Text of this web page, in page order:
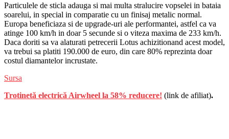
Particulele de sticla adauga si mai multa stralucire vopselei in bataia
soarelui, in special in comparatie cu un finisaj metalic normal.
Europa beneficiaza si de upgrade-uri ale performantei, astfel ca va
atinge 100 km/h in doar 5 secunde si o viteza maxima de 233 km/h.
Daca doriti sa va alaturati petrecerii Lotus achizitionand acest model,
va trebui sa platiti 190.000 de euro, din care 80% reprezinta doar
costul diamantelor incrustate.
Sursa
Trotinetă electrică Airwheel la 58% reducere! (link de afiliat).